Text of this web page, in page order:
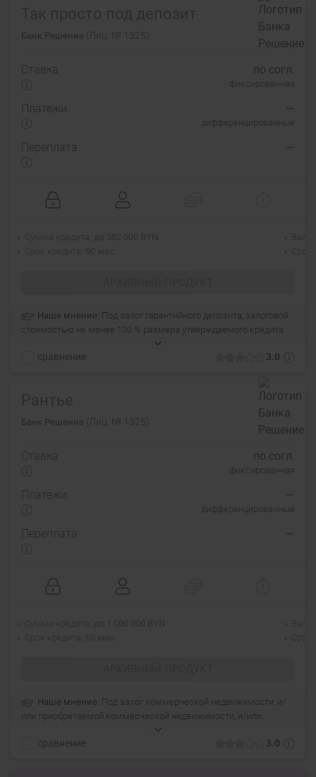
Банк Решение (Лиц. № 1325)
3.0
сравнение
Ставка по согл.
фиксированная
Платежи —
дифференцированные
Переплата —
Наше мнение: Под залог гарантийного депозита, залоговой
стоимостью не менее 100 % размера утверждаемого кредита.
Банк Решение (Лиц. № 1325)
3.0
сравнение
Ставка по согл.
фиксированная
Платежи —
дифференцированные
Переплата —
Наше мнение: Под залог коммерческой недвижимости, и/
или приобретаемой коммерческой недвижимости, и/или
гарантийного депозита, залоговой стоимостью не менее 100 %
размера утверждаемого кредита.